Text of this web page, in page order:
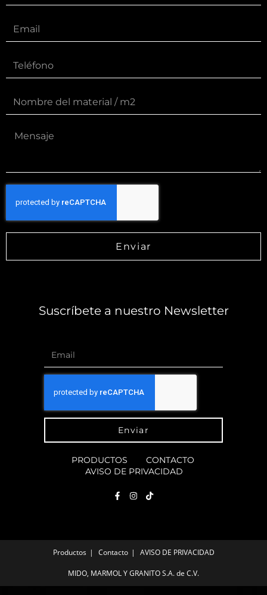
Enviar
Suscríbete a nuestro Newsletter
Enviar
PRODUCTOS
CONTACTO
AVISO DE PRIVACIDAD
Productos Contacto AVISO DE PRIVACIDAD
MIDO, MARMOL Y GRANITO S.A. de C.V.